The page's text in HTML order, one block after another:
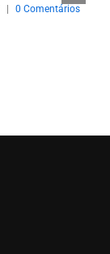
0 Comentários